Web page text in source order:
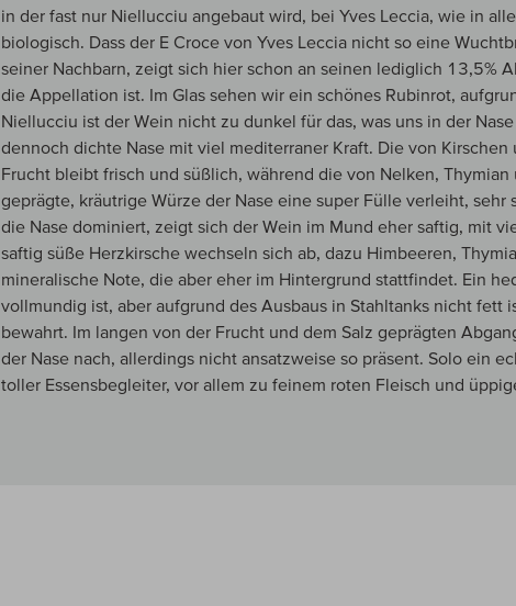
in der fast nur Niellucciu angebaut wird, bei Yves Leccia, wie in
biologisch. Dass der E Croce von Yves Leccia nicht so eine
seiner Nachbarn, zeigt sich hier schon an seinen lediglich 13,5%
die Appellation ist. Im Glas sehen wir ein schönes Rubinrot,
Niellucciu ist der Wein nicht zu dunkel für das, was uns in der
dennoch dichte Nase mit viel mediterraner Kraft. Die von
Frucht bleibt frisch und süßlich, während die von Nelken, Thymian
geprägte, kräutrige Würze der Nase eine super Fülle verleiht, sehr
die Nase dominiert, zeigt sich der Wein im Mund eher saftig, mit
saftig süße Herzkirsche wechseln sich ab, dazu Himbeeren,
mineralische Note, die aber eher im Hintergrund stattfindet. Ein
vollmundig ist, aber aufgrund des Ausbaus in Stahltanks nicht fett
bewahrt. Im langen von der Frucht und dem Salz geprägten
der Nase nach, allerdings nicht ansatzweise so präsent. Solo ein
toller Essensbegleiter, vor allem zu feinem roten Fleisch und